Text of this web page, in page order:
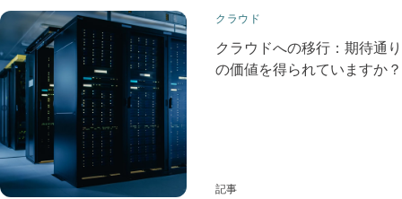
クラウド
クラウドへの移行：期待通り
の価値を得られていますか？
記事